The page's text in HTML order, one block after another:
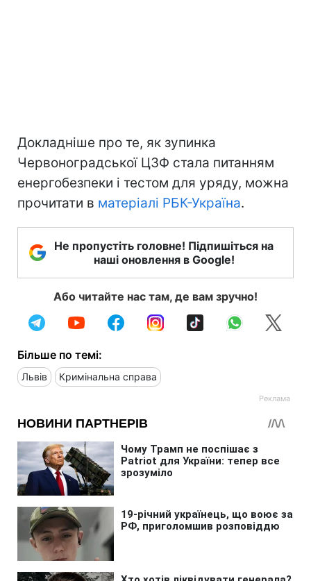
Докладніше про те, як зупинка
Червоноградської ЦЗФ стала питанням
енергобезпеки і тестом для уряду, можна
прочитати в матеріалі РБК-Україна.
Не пропустіть головне! Підпишіться на
наші оновлення в Google!
Або читайте нас там, де вам зручно!
Більше по темі:
Львів Кримінальна справа